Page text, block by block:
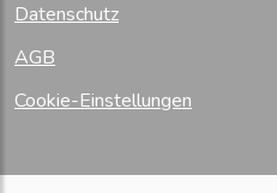
Datenschutz
AGB
Cookie-Einstellungen